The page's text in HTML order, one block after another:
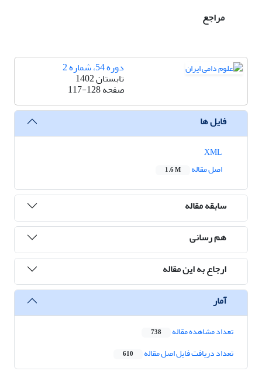
مراجع
دوره 54، شماره 2
تابستان 1402
صفحه117-128
فایل ها
اصل مقاله
1.6 M
سابقه مقاله
هم رسانی
ارجاع به این مقاله
آمار
تعداد مشاهده مقاله 738
تعداد دریافت فایل اصل مقاله 610